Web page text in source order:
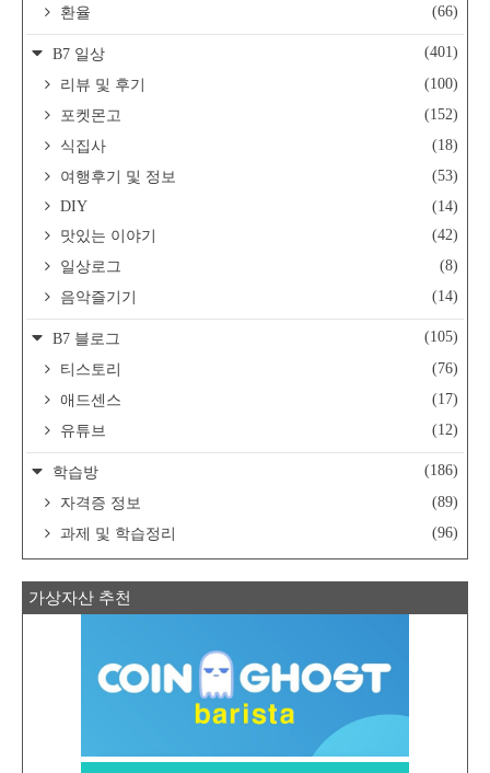
환율
(66)
B7 일상
(401)
리뷰 및 후기
(100)
포켓몬고
(152)
식집사
(18)
여행후기 및 정보
(53)
DIY
(14)
맛있는 이야기
(42)
일상로그
(8)
음악즐기기
(14)
B7 블로그
(105)
티스토리
(76)
애드센스
(17)
유튜브
(12)
학습방
(186)
자격증 정보
(89)
과제 및 학습정리
(96)
가상자산 추천